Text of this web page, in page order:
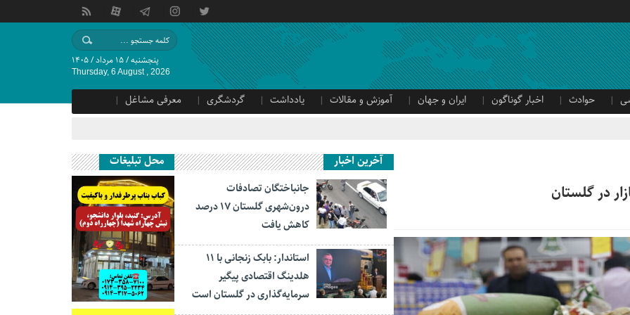
پنجشنبه / ۱۵ مرداد / ۱۴۰۵
Thursday, 6 August , 2026
حوادث اخبار گوناگون ایران و جهان آموزش و مقالات یادداشت گردشگری
معرفی مشاغل
آخرین اخبار
جانباختگان تصادفات
درون‌شهری گلستان ۱۷ درصد
کاهش یافت
استاندار: بابک زنجانی با ۱۱
هلدینگ اقتصادی پیگیر
سرمایه‌گذاری در گلستان است
محل تبلیغات